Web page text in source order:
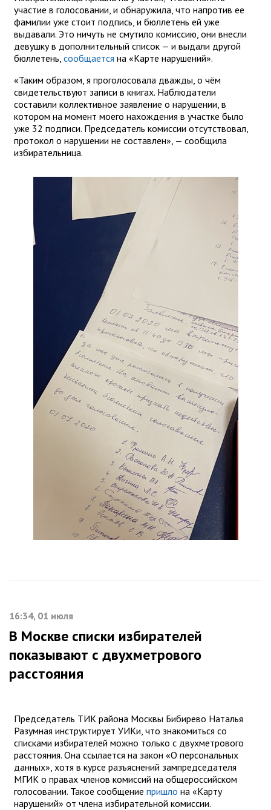
участие в голосовании, и обнаружила, что напротив ее
фамилии уже стоит подпись, и бюллетень ей уже
выдавали. Это ничуть не смутило комиссию, они внесли
девушку в дополнительный список — и выдали другой
бюллетень, сообщается на «Карте нарушений».
«Таким образом, я проголосовала дважды, о чём
свидетельствуют записи в книгах. Наблюдатели
составили коллективное заявление о нарушении, в
котором на момент моего нахождения в участке было
уже 32 подписи. Председатель комиссии отсутствовал,
протокол о нарушении не составлен», — сообщила
избирательница.
16:34, 01 июля
В Москве списки избирателей
показывают с двухметрового
расстояния
Председатель ТИК района Москвы Бибирево Наталья
Разумная инструктирует УИКи, что знакомиться со
списками избирателей можно только с двухметрового
расстояния. Она ссылается на закон «О персональных
данных», хотя в курсе разъяснений зампредседателя
МГИК о правах членов комиссий на общероссийском
голосовании. Такое сообщение пришло на «Карту
нарушений» от члена избирательной комиссии.